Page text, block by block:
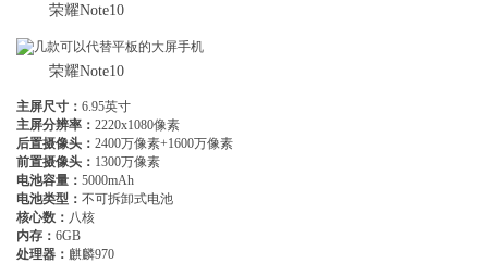
荣耀Note10
荣耀Note10
主屏尺寸： 6.95英寸
主屏分辨率： 2220x1080像素
后置摄像头： 2400万像素+1600万像素
前置摄像头： 1300万像素
电池容量： 5000mAh
电池类型： 不可拆卸式电池
核心数： 八核
内存： 6GB
处理器： 麒麟970